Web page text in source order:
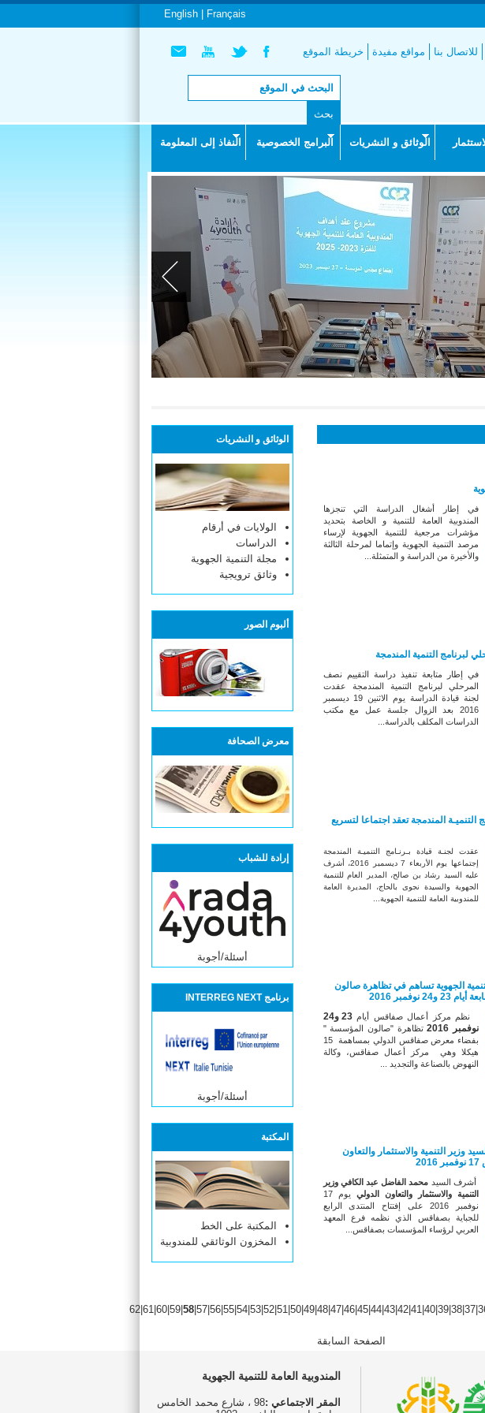
English | Français
خريطة الموقع مواقع مفيدة للاتصال بنا
الوثائق و النشريات البرامج الخصوصية النفاذ إلى المعلومة
الوثائق و النشريات
الولايات في أرقام
الدراسات
مجلة التنمية الجهوية
وثائق ترويجية
ألبوم الصور
معرض الصحافة
إرادة للشباب
أسئلة/أجوبة
برنامج INTERREG NEXT
أسئلة/أجوبة
المكتبة
المكتبة على الخط
المخزون الوثائقي للمندوبية
في إطار أشغال الدراسة التي تنجزها
المندوبية العامة للتنمية و الخاصة بتحديد
مؤشرات مرجعية للتنمية الجهوية لإرساء
مرصد التنمية الجهوية وإتماما لمرحلة الثالثة
والأخيرة من الدراسة و المتمثلة...
لبرنامج التنمية المندمجة
في إطار متابعة تنفيذ دراسة التقييم نصف
المرحلي لبرنامج التنمية المندمجة عقدت
لجنة قيادة الدراسة يوم الاثنين 19 ديسمبر
2016 بعد الزوال جلسة عمل مع مكتب
الدراسات المكلف بالدراسة...
التنميـة المندمجة تعقد اجتماعا لتسريع
عقدت لجنـة قيادة بـرنـامج التنميـة المندمجة
إجتماعها يوم الأربعاء 7 ديسمبر 2016، أشرف
عليه السيد رشاد بن صالح، المدير العام للتنمية
الجهوية والسيدة نجوى بالحاج، المديرة العامة
للمندوبية العامة للتنمية الجهوية...
الجهوية تساهم في تظاهرة صالون
2016
نظم مركز أعمال صفاقس أيام
23 و24
نوفمبر 2016
تظاهرة "صالون المؤسسة "
بفضاء معرض صفاقس الدولي بمساهمة 15
هيكلا وهي مركز أعمال صفاقس، وكالة
النهوض بالصناعة والتجديد ...
وزير التنمية والاستثمار والتعاون
أشرف السيد محمد الفاضل عبد الكافي وزير
التنمية والاستثمار والتعاون الدولي
يوم 17
نوفمبر 2016 على إفتتاح المنتدى الرابع
للجباية بصفاقس الذي نظمه فرع المعهد
العربي لرؤساء المؤسسات بصفاقس...
37
38
39
40
41
42
43
44
45
46
47
48
49
50
51
52
53
54
55
56
57
58
59
60
61
62
الصفحة السابقة
المندوبية العامة للتنمية الجهوية
المقر الاجتماعي :
98 ، شارع محمد الخامس